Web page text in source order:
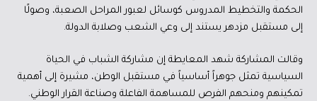
الحكمة والتخطيط المدروس كوسائل لعبور المراحل الصعبة، وصولًا
إلى مستقبل مزدهر يستند إلى وعي الشعب وصلابة الدولة.
وقالت المشاركة شهد المعايطة إن مشاركة الشباب في الحياة
السياسية تمثل جوهراً أساسياً في مستقبل الوطن، مشيرة إلى أهمية
تمكينهم ومنحهم الفرص للمساهمة الفاعلة وصناعة القرار الوطني.